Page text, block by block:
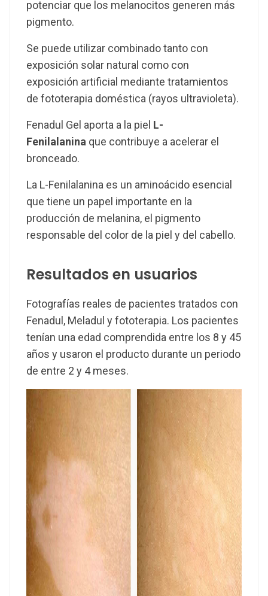
potenciar que los melanocitos generen más
pigmento.
Se puede utilizar combinado tanto con
exposición solar natural como con
exposición artificial mediante tratamientos
de fototerapia doméstica (rayos ultravioleta).
Fenadul Gel aporta a la piel L-
Fenilalanina que contribuye a acelerar el
bronceado.
La L-Fenilalanina es un aminoácido esencial
que tiene un papel importante en la
producción de melanina, el pigmento
responsable del color de la piel y del cabello.
Resultados en usuarios
Fotografías reales de pacientes tratados con
Fenadul, Meladul y fototerapia. Los pacientes
tenían una edad comprendida entre los 8 y 45
años y usaron el producto durante un periodo
de entre 2 y 4 meses.